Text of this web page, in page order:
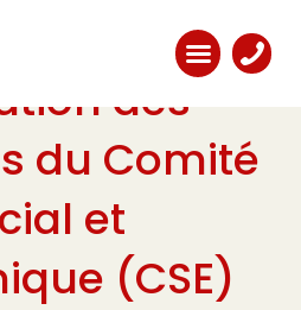
des
du Comité
et
(CSE)